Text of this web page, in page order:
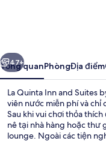
Suites
by
Wyndham
at
WaTiki
Tiếp
47+
Tổng quanPhòngĐịa điểm
La Quinta Inn and Suites
viên nước miễn phí và chỉ
Sau khi vui chơi thỏa
nê tại nhà hàng hoặc thư
lounge. Ngoài các tiện